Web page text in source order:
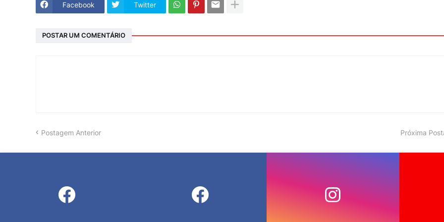
Facebook Twitter
POSTAR UM COMENTÁRIO
Postagem Anterior Próxima